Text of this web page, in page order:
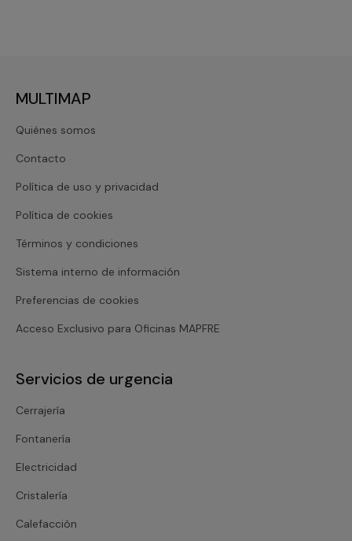
MULTIMAP
Quiénes somos
Contacto
Política de uso y privacidad
Política de cookies
Términos y condiciones
Sistema interno de información
Preferencias de cookies
Acceso Exclusivo para Oficinas MAPFRE
Servicios de urgencia
Cerrajería
Fontanería
Electricidad
Cristalería
Calefacción